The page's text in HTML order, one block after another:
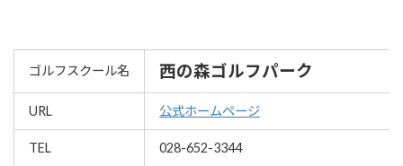
ゴルフスクール名 西の森ゴルフパーク
URL 公式ホームページ
TEL 028-652-3344